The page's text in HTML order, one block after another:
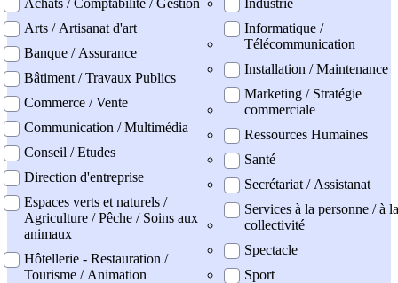
Arts / Artisanat d'art
Banque / Assurance
Bâtiment / Travaux Publics
Commerce / Vente
Communication / Multimédia
Conseil / Etudes
Direction d'entreprise
Espaces verts et naturels /
Agriculture / Pêche / Soins aux
animaux
Hôtellerie - Restauration /
Tourisme / Animation
Informatique /
Télécommunication
Installation / Maintenance
Marketing / Stratégie
commerciale
Ressources Humaines
Santé
Secrétariat / Assistanat
Services à la personne / à la
collectivité
Spectacle
Sport